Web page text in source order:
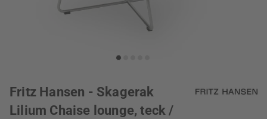
Fritz Hansen - Skagerak
Lilium Chaise lounge, teck /